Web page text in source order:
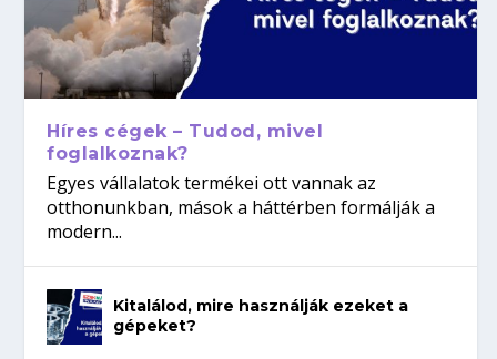
Híres cégek – Tudod, mivel
foglalkoznak?
Egyes vállalatok termékei ott vannak az
otthonunkban, mások a háttérben formálják a
modern...
Kitalálod, mire használják ezeket a
gépeket?